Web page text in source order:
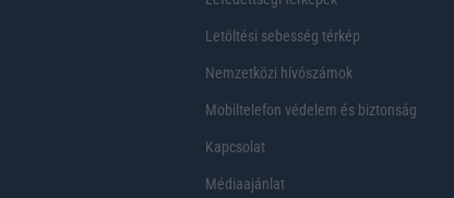
Letöltési sebesség térkép
Nemzetközi hívószámok
Mobiltelefon védelem és biztonság
Kapcsolat
Médiaajánlat